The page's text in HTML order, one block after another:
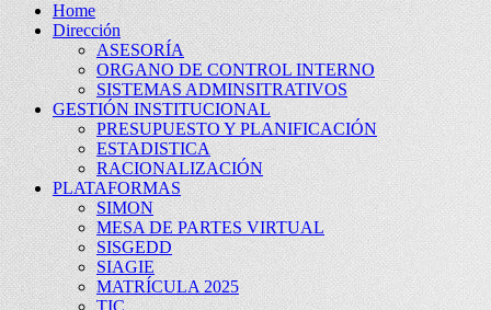
Home
Dirección
ASESORÍA
ORGANO DE CONTROL INTERNO
SISTEMAS ADMINSITRATIVOS
GESTIÓN INSTITUCIONAL
PRESUPUESTO Y PLANIFICACIÓN
ESTADISTICA
RACIONALIZACIÓN
PLATAFORMAS
SIMON
MESA DE PARTES VIRTUAL
SISGEDD
SIAGIE
MATRÍCULA 2025
TIC